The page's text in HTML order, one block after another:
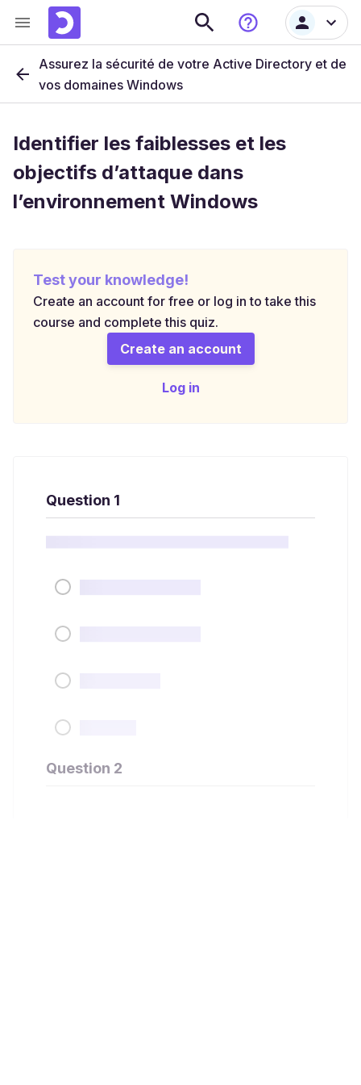
Assurez la sécurité de votre Active Directory et de
vos domaines Windows
Identifier les faiblesses et les
objectifs d’attaque dans
l’environnement Windows
Test your knowledge!
Create an account for free or log in to take this
course and complete this quiz.
Create an account
Log in
Question 1
Question 2